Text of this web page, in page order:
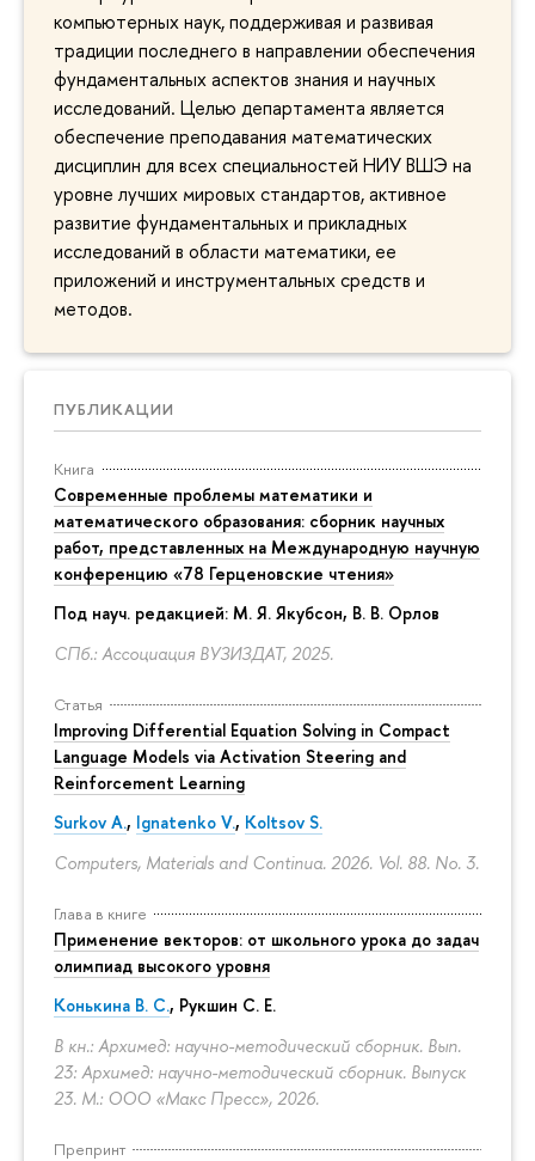
компьютерных наук, поддерживая и развивая
традиции последнего в направлении обеспечения
фундаментальных аспектов знания и научных
исследований. Целью департамента является
обеспечение преподавания математических
дисциплин для всех специальностей НИУ ВШЭ на
уровне лучших мировых стандартов, активное
развитие фундаментальных и прикладных
исследований в области математики, ее
приложений и инструментальных средств и
методов.
ПУБЛИКАЦИИ
Книга
Современные проблемы математики и
математического образования: сборник научных
работ, представленных на Международную научную
конференцию «78 Герценовские чтения»
Под науч. редакцией: М. Я. Якубсон, В. В. Орлов
СПб.: Ассоциация ВУЗИЗДАТ, 2025.
Статья
Improving Differential Equation Solving in Compact
Language Models via Activation Steering and
Reinforcement Learning
Surkov A., Ignatenko V., Koltsov S.
Computers, Materials and Continua. 2026. Vol. 88. No. 3.
Глава в книге
Применение векторов: от школьного урока до задач
олимпиад высокого уровня
Конькина В. С., Рукшин С. Е.
В кн.: Архимед: научно-методический сборник. Вып.
23: Архимед: научно-методический сборник. Выпуск
23. М.: ООО «Макс Пресс», 2026.
Препринт